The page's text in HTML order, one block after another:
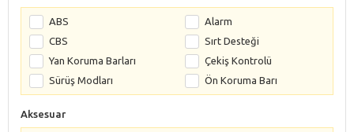
ABS
Alarm
CBS
Sırt Desteği
Yan Koruma Barları
Çekiş Kontrolü
Sürüş Modları
Ön Koruma Barı
Aksesuar